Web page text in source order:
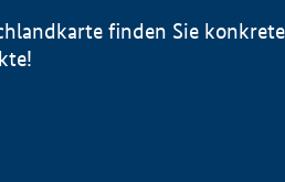
finden Sie